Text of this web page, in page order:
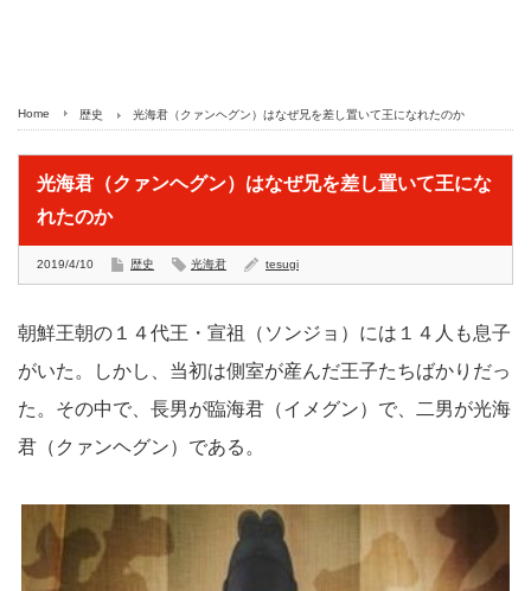
Home 歴史 光海君（クァンヘグン）はなぜ兄を差し置いて王になれたのか
光海君（クァンヘグン）はなぜ兄を差し置いて王にな
れたのか
2019/4/10 歴史 光海君 tesugi
朝鮮王朝の１４代王・宣祖（ソンジョ）には１４人も息子
がいた。しかし、当初は側室が産んだ王子たちばかりだっ
た。その中で、長男が臨海君（イメグン）で、二男が光海
君（クァンヘグン）である。